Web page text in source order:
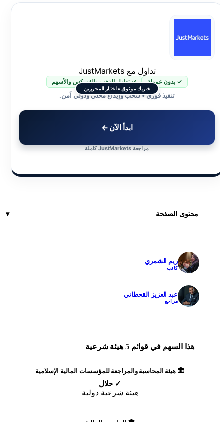
شريك موثوق • اختيار المحررين
تداول مع JustMarkets
✓ بدون عمولة ✓ تداول الذهب والفوركس والأسهم
تنفيذ فوري • سحب وإيداع محلي ودولي آمن.
ابدأ الآن ←
مراجعة JustMarkets كاملة
محتوى الصفحة
ريم الشمري
كاتب
عبد العزيز القحطاني
مراجع
هذا السهم في قوائم 5 هيئة شرعية
🏛️ هيئة المحاسبة والمراجعة للمؤسسات المالية الإسلامية
✓ حلال
هيئة شرعية دولية